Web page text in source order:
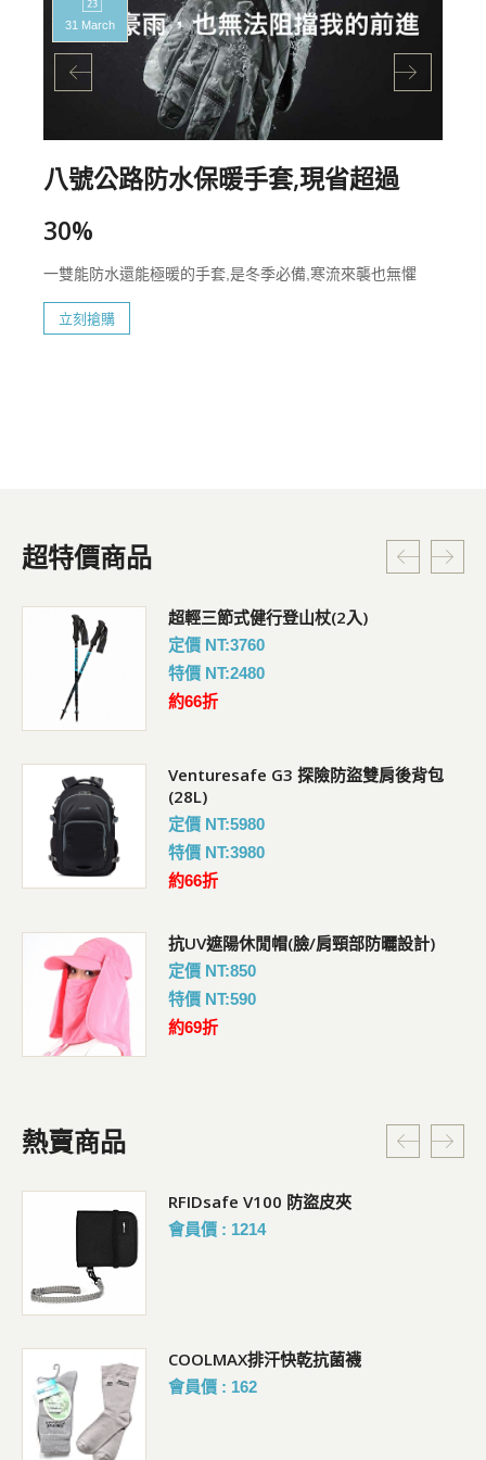
31 March
八號公路防水保暖手套,現省超過
30%
一雙能防水還能極暖的手套,是冬季必備,寒流來襲也無懼
立刻搶購
超特價商品
超輕三節式健行登山杖(2入)
定價 NT:3760
特價 NT:2480
約66折
Venturesafe G3 探險防盜雙肩後背包
(28L)
定價 NT:5980
特價 NT:3980
約66折
抗UV遮陽休閒帽(臉/肩頸部防曬設計)
定價 NT:850
特價 NT:590
約69折
熱賣商品
RFIDsafe V100 防盜皮夾
會員價 : 1214
COOLMAX排汗快乾抗菌襪
會員價 : 162